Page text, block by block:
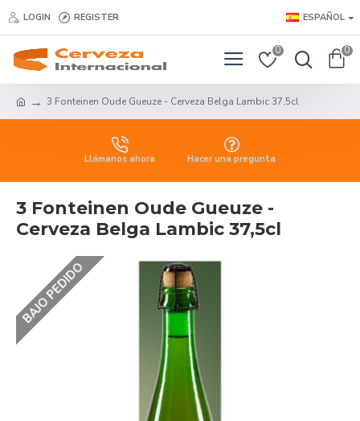
LOGIN REGISTER ESPAÑOL
0 0
3 Fonteinen Oude Gueuze - Cerveza Belga Lambic 37,5cl
Llámanos ahora Hacer una pregunta
3 Fonteinen Oude Gueuze -
Cerveza Belga Lambic 37,5cl
BAJO PEDIDO